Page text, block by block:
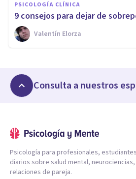
PSICOLOGÍA CLÍNICA
9 consejos para dejar de
Valentín Elorza
Consulta a nuestros
Psicología para profesionales,
diarios sobre salud mental,
relaciones de pareja.